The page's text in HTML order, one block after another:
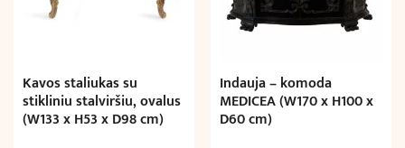
Kavos staliukas su
stikliniu stalviršiu, ovalus
(W133 x H53 x D98 cm)
Indauja – komoda
MEDICEA (W170 x H100 x
D60 cm)